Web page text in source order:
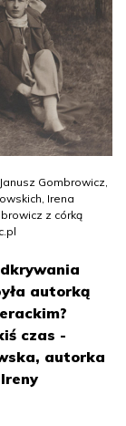
Gombrowicz,
Irena
z córką
autorką
czas -
autorka